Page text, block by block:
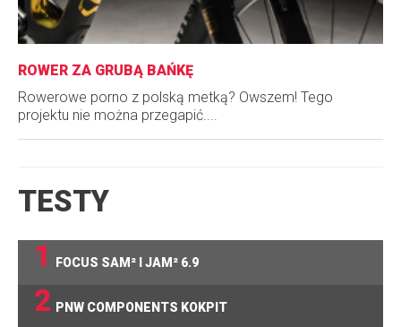
ROWER ZA GRUBĄ BAŃKĘ
Rowerowe porno z polską metką? Owszem! Tego
projektu nie można przegapić....
TESTY
1
FOCUS SAM² I JAM² 6.9
2 PNW COMPONENTS KOKPIT